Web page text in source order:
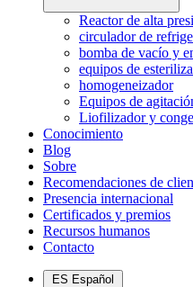
Reactor de alta
circulador de
bomba de vacío y
equipos de
homogeneizador
Equipos de
Liofilizador y
Conocimiento
Blog
Sobre
Recomendaciones de
Presencia internacional
Certificados y premios
Recursos humanos
Contacto
ES Español